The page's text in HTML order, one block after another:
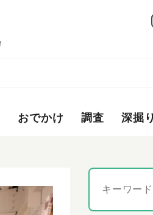
おでかけ 調査 深掘り